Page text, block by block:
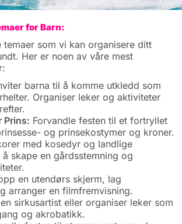
for Barn:
som vi kan organisere ditt
Her er noen av våre mest
barna til å komme utkledd som
Organiser leker og aktiviteter
Prins: Forvandle festen til et fortryllet
og prinsekostymer og kroner.
med kosedyr og landlige
skape en gårdsstemning og
en utendørs skjerm, lag
arranger en filmfremvisning.
sirkusartist eller organiser leker som
og akrobatikk.